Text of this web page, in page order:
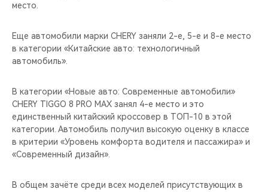
место.
Еще автомобили марки CHERY заняли 2-е, 5-е и 8-е место
в категории «Китайские авто: технологичный
автомобиль».
В категории «Новые авто: Современные автомобили»
CHERY TIGGO 8 PRO MAX занял 4-е место и это
единственный китайский кроссовер в ТОП-10 в этой
категории. Автомобиль получил высокую оценку в классе
в критерии «Уровень комфорта водителя и пассажира» и
«Современный дизайн».
В общем зачёте среди всех моделей присутствующих в